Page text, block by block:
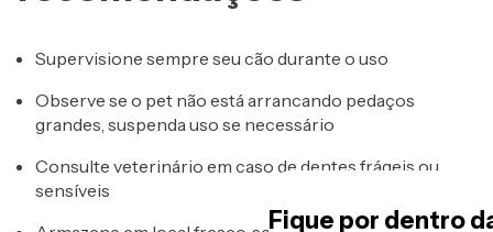
Fique por dentro
Supervisione sempre seu cão durante o uso
Observe se o pet não está arrancando pedaços
grandes, suspenda uso se necessário
Consulte veterinário em caso de dentes frágeis ou
sensíveis